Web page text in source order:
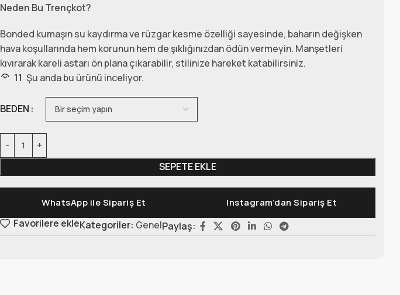
Neden Bu Trençkot?
Bonded kumaşın su kaydırma ve rüzgar kesme özelliği sayesinde, baharın değişken
hava koşullarında hem korunun hem de şıklığınızdan ödün vermeyin. Manşetleri
kıvırarak kareli astarı ön plana çıkarabilir, stilinize hareket katabilirsiniz.
11 Şu anda bu ürünü inceliyor.
BEDEN
SEPETE EKLE
WhatsApp ile Sipariş Et Instagram’dan Sipariş Et
Favorilere ekleKategoriler: GenelPaylaş: